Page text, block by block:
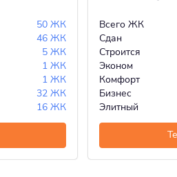
50 ЖК
46 ЖК
5 ЖК
1 ЖК
1 ЖК
32 ЖК
16 ЖК
Всего ЖК
Сдан
Строится
Эконом
Комфорт
Бизнес
Элитный